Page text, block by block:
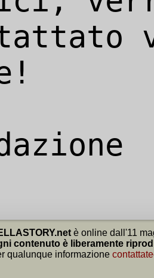
è online dall'11
contenuto è liberamente
qualunque informazione